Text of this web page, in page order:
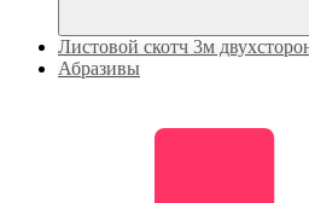
Листовой скотч 3м
Абразивы